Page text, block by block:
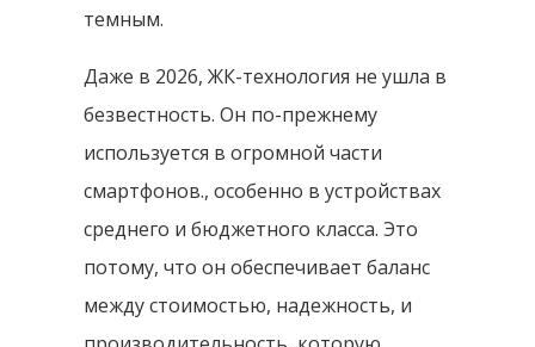
темным.
Даже в 2026, ЖК-технология не ушла в
безвестность. Он по-прежнему
используется в огромной части
смартфонов., особенно в устройствах
среднего и бюджетного класса. Это
потому, что он обеспечивает баланс
между стоимостью, надежность, и